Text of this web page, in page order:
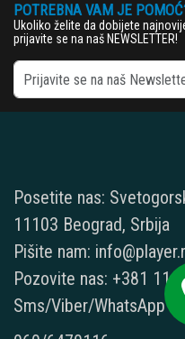
POTREBNA VAM JE
Ukoliko želite da dobijete
prijavite se na naš NEWSLETTER!
Posetite nas:
11103 Beograd, Srbija
Pišite nam:
Pozovite nas: +381 11
Sms/Viber/WhatsApp